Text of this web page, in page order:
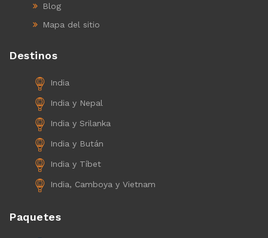
Blog
Mapa del sitio
Destinos
India
India y Nepal
India y Srilanka
India y Bután
India y Tíbet
India, Camboya y Vietnam
Paquetes